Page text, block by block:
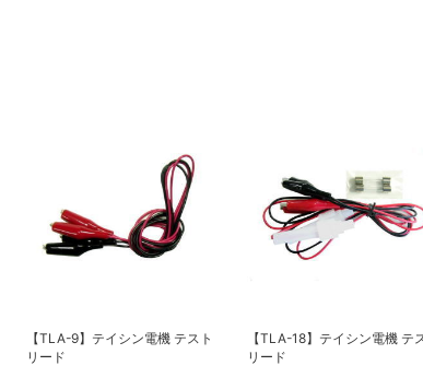
【TLA-9】テイシン電機 テスト
リード
【TLA-18】テイシン電機 テ
リード